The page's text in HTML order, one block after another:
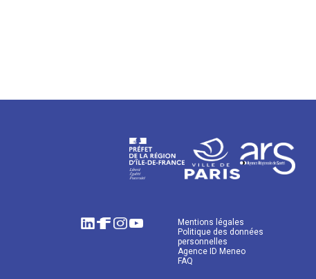
Mentions légales
Politique des données
personnelles
Agence ID Meneo
FAQ